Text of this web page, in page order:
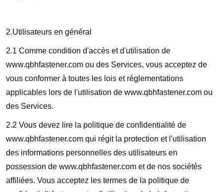
2.Utilisateurs en général
2.1 Comme condition d'accès et d'utilisation de
www.qbhfastener.com ou des Services, vous acceptez de
vous conformer à toutes les lois et réglementations
applicables lors de l'utilisation de www.qbhfastener.com ou
des Services.
2.2 Vous devez lire la politique de confidentialité de
www.qbhfastener.com qui régit la protection et l'utilisation
des informations personnelles des utilisateurs en
possession de www.qbhfastener.com et de nos sociétés
affiliées. Vous acceptez les termes de la politique de